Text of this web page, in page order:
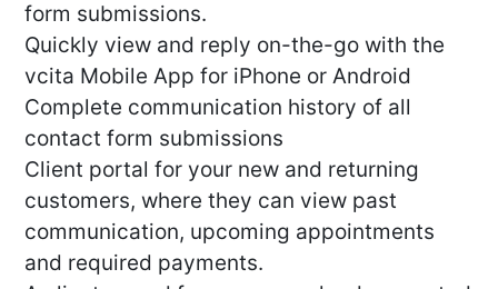
form submissions.
Quickly view and reply on-the-go with the
vcita Mobile App for iPhone or Android
Complete communication history of all
contact form submissions
Client portal for your new and returning
customers, where they can view past
communication, upcoming appointments
and required payments.